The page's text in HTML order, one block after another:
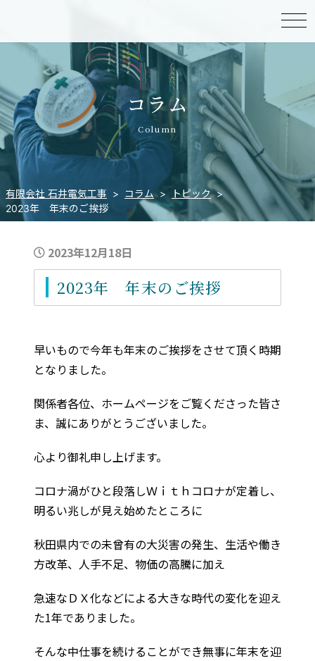
コラム
Column
有限会社 石井電気工事 > コラム > トピック >
2023年 年末のご挨拶
2023年12月18日
2023年 年末のご挨拶
早いもので今年も年末のご挨拶をさせて頂く時期
となりました。
関係者各位、ホームページをご覧くださった皆さ
ま、誠にありがとうございました。
心より御礼申し上げます。
コロナ渦がひと段落しＷｉｔｈコロナが定着し、
明るい兆しが見え始めたところに
秋田県内での未曾有の大災害の発生、生活や働き
方改革、人手不足、物価の高騰に加え
急速なＤＸ化などによる大きな時代の変化を迎え
た1年でありました。
そんな中仕事を続けることができ無事に年末を迎